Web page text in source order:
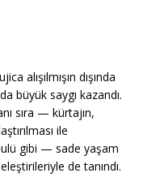
alışılmışın dışında
büyük saygı kazandı.
sıra — kürtajın,
ile
gibi — sade yaşam
de tanındı.